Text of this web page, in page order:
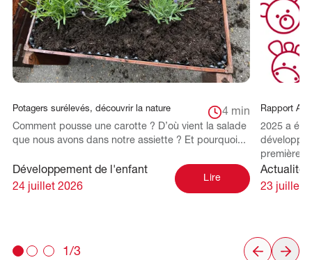
Potagers surélevés, découvrir la nature 4 min
Comment pousse une carotte ? D’où vient la salade
que nous avons dans notre assiette ? Et pourquoi...
Développement de l'enfant
24 juillet 2026
Lire
Rapport
2025 a été
première
23 juillet
1/3